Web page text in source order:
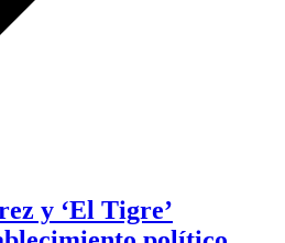
y ‘El Tigre’